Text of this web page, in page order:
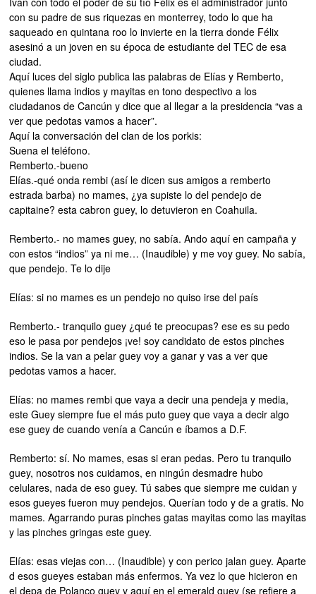
con su padre de sus riquezas en monterrey, todo lo que ha
saqueado en quintana roo lo invierte en la tierra donde Félix
asesinó a un joven en su época de estudiante del TEC de esa
ciudad.
Aquí luces del siglo publica las palabras de Elías y Remberto,
quienes llama indios y mayitas en tono despectivo a los
ciudadanos de Cancún y dice que al llegar a la presidencia “vas a
ver que pedotas vamos a hacer”.
Aquí la conversación del clan de los porkis:
Suena el teléfono.
Remberto.-bueno
Elías.-qué onda rembi (así le dicen sus amigos a remberto
estrada barba) no mames, ¿ya supiste lo del pendejo de
capitaine? esta cabron guey, lo detuvieron en Coahuila.
Remberto.- no mames guey, no sabía. Ando aquí en campaña y
con estos “indios” ya ni me… (Inaudible) y me voy guey. No sabía,
que pendejo. Te lo dije
Elías: si no mames es un pendejo no quiso irse del país
Remberto.- tranquilo guey ¿qué te preocupas? ese es su pedo
eso le pasa por pendejos ¡ve! soy candidato de estos pinches
indios. Se la van a pelar guey voy a ganar y vas a ver que
pedotas vamos a hacer.
Elías: no mames rembi que vaya a decir una pendeja y media,
este Guey siempre fue el más puto guey que vaya a decir algo
ese guey de cuando venía a Cancún e íbamos a D.F.
Remberto: sí. No mames, esas si eran pedas. Pero tu tranquilo
guey, nosotros nos cuidamos, en ningún desmadre hubo
celulares, nada de eso guey. Tú sabes que siempre me cuidan y
esos gueyes fueron muy pendejos. Querían todo y de a gratis. No
mames. Agarrando puras pinches gatas mayitas como las mayitas
y las pinches gringas este guey.
Elías: esas viejas con… (Inaudible) y con perico jalan guey. Aparte
d esos gueyes estaban más enfermos. Ya vez lo que hicieron en
el depa de Polanco guey y aquí en el emerald guey (se refiere a